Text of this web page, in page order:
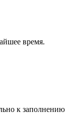
время.
к заполнению